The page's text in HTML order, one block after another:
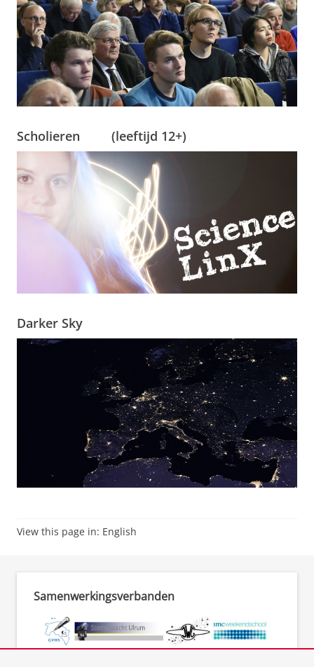
Scholieren (leeftijd 12+)
Darker Sky
View this page in: English
Samenwerkingsverbanden